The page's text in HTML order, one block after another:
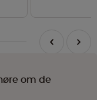
om de